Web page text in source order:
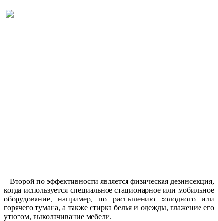
Второй по эффективности является физическая дезинсекция,
когда используется специальное стационарное или мобильное
оборудование, например, по распылению холодного или
горячего тумана, а также стирка белья и одежды, глажение его
утюгом, выколачивание мебели.